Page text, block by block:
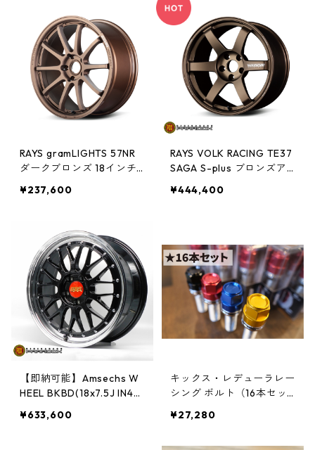
RAYS gramLIGHTS 57NR
ダークブロンズ 18インチ
¥237,600
RAYS VOLK RACING TE37
SAGA S-plus ブロンズア
可能】
¥444,400
【即納可能】Amsechs W
HEEL BKBD(18x7.5J IN40
¥633,600
キックス・レデューラレー
シング ボルト（16本セッ
¥27,280